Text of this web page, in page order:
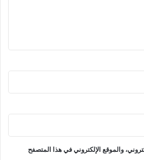
والموقع الإلكتروني في هذا المتصفح